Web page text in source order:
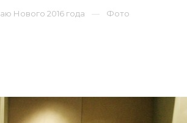
Нового 2016 года Фото